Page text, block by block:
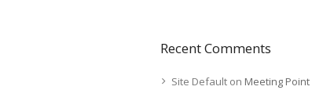
Recent Comments
Site Default on Meeting Point